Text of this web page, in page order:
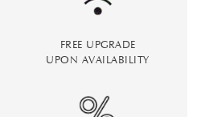
FREE UPGRADE
UPON AVAILABILITY